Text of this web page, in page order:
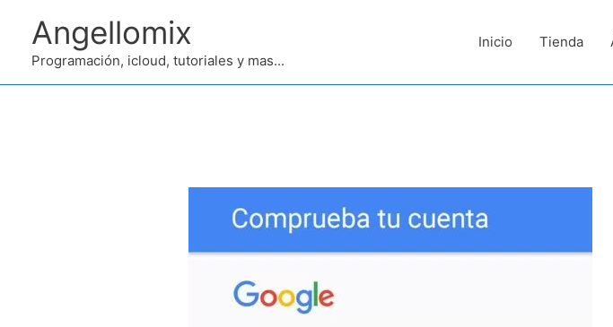
contenido
Angellomix
Programación, icloud, tutoriales y mas...
Inicio Tienda